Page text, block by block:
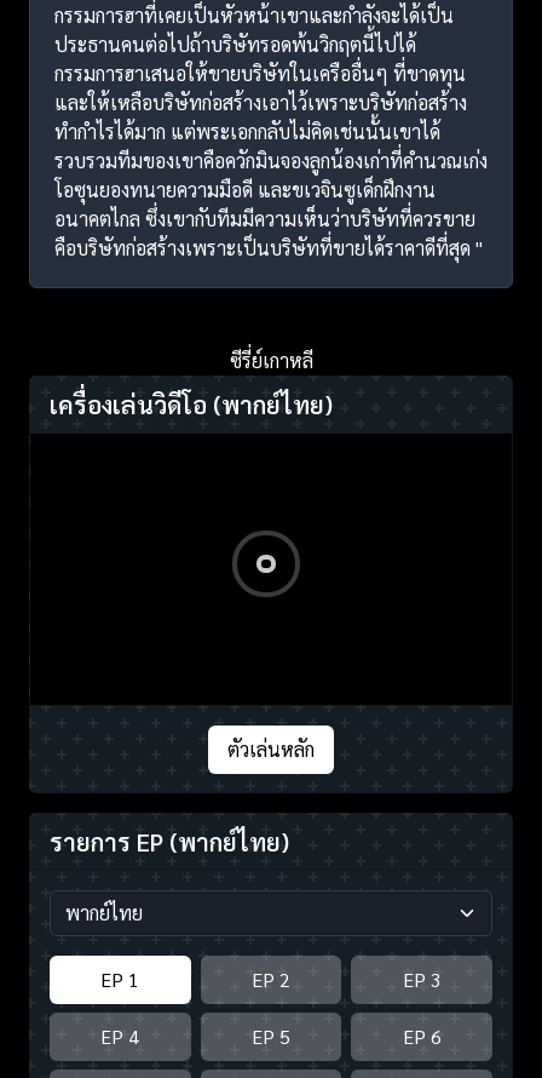
กรรมการฮาที่เคยเป็นหัวหน้าเขาและกำลังจะได้เป็น
ประธานคนต่อไปถ้าบริษัทรอดพ้นวิกฤตนี้ไปได้
กรรมการฮาเสนอให้ขายบริษัทในเครืออื่นๆ ที่ขาดทุน
และให้เหลือบริษัทก่อสร้างเอาไว้เพราะบริษัทก่อสร้าง
ทำกำไรได้มาก แต่พระเอกกลับไม่คิดเช่นนั้นเขาได้
รวบรวมทีมของเขาคือควักมินจองลูกน้องเก่าที่คำนวณเก่ง
โอซุนยองทนายความมือดี และขเวจินซูเด็กฝึกงาน
อนาคตไกล ซึ่งเขากับทีมมีความเห็นว่าบริษัทที่ควรขาย
คือบริษัทก่อสร้างเพราะเป็นบริษัทที่ขายได้ราคาดีที่สุด "
ซีรี่ย์เกาหลี
เครื่องเล่นวิดีโอ (พากย์ไทย)
ตัวเล่นหลัก
รายการ EP (พากย์ไทย)
EP 1 EP 2 EP 3
EP 4 EP 5 EP 6